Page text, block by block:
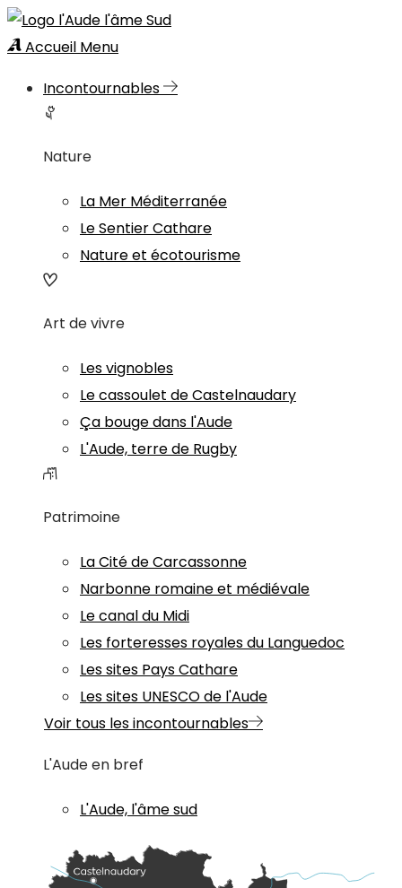
Accueil Menu
Incontournables
Nature
La Mer Méditerranée
Le Sentier Cathare
Nature et écotourisme
Art de vivre
Les vignobles
Le cassoulet de Castelnaudary
Ça bouge dans l'Aude
L'Aude, terre de Rugby
Patrimoine
La Cité de Carcassonne
Narbonne romaine et médiévale
Le canal du Midi
Les forteresses royales du Languedoc
Les sites Pays Cathare
Les sites UNESCO de l'Aude
Voir tous les incontournables
L'Aude en bref
L'Aude, l'âme sud